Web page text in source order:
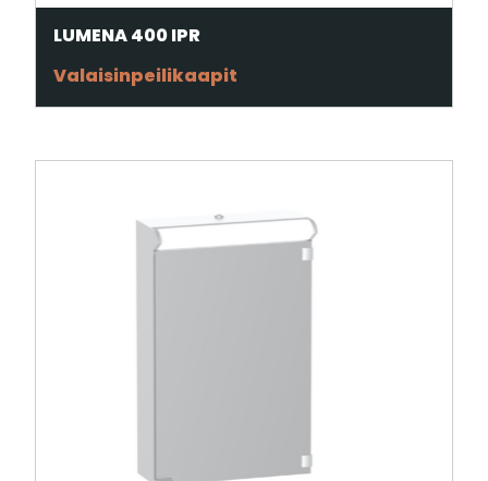
LUMENA 400 IPR
Valaisinpeilikaapit